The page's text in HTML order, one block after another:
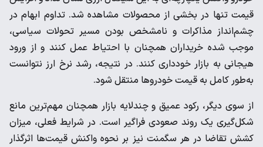
قیمت تنها در بخشی از محصولات مشاهده شد. تداوم ابهام در
چشم‌انداز مذاکرات و نامشخص بودن مسیر تحولات سیاسی،
موجب شده خریداران همچنان با احتیاط عمل کنند و از ورود
هیجانی به بازار خودداری کنند. در نتیجه، رشد نرخ ارز نتوانست
به‌طور کامل به قیمت خودروها منتقل شود.
از سوی دیگر، رکود عمیق و چندلایه بازار همچنان مهم‌ترین مانع
شکل‌گیری یک روند صعودی فراگیر است. در شرایط فعلی، میزان
کشش تقاضا در هر سگمنت نیز بر نحوه واکنش قیمت‌ها اثرگذار